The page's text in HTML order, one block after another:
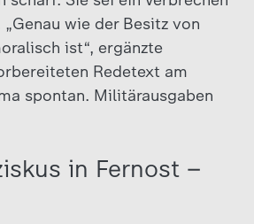
wie der Besitz von
ist“, ergänzte
Redetext am
spontan. Militärausgaben
in Fernost –